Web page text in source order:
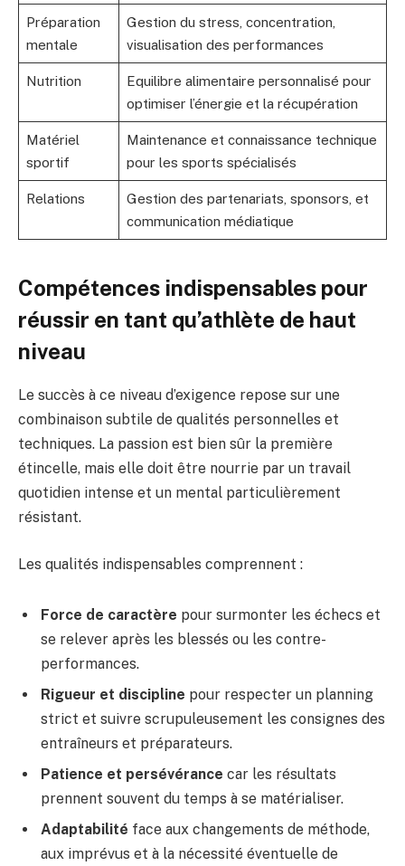
Préparation
mentale
Gestion du stress, concentration,
visualisation des performances
Nutrition
Equilibre alimentaire personnalisé pour
optimiser l’énergie et la récupération
Matériel
sportif
Maintenance et connaissance technique
pour les sports spécialisés
Relations
Gestion des partenariats, sponsors, et
communication médiatique
Compétences indispensables pour
réussir en tant qu’athlète de haut
niveau
Le succès à ce niveau d’exigence repose sur une
combinaison subtile de qualités personnelles et
techniques. La passion est bien sûr la première
étincelle, mais elle doit être nourrie par un travail
quotidien intense et un mental particulièrement
résistant.
Les qualités indispensables comprennent :
Force de caractère pour surmonter les échecs et
se relever après les blessés ou les contre-
performances.
Rigueur et discipline pour respecter un planning
strict et suivre scrupuleusement les consignes des
entraîneurs et préparateurs.
Patience et persévérance car les résultats
prennent souvent du temps à se matérialiser.
Adaptabilité face aux changements de méthode,
aux imprévus et à la nécessité éventuelle de